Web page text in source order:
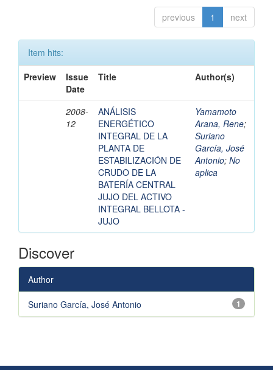
previous 1 next
Item hits:
Preview
Issue
Date
Title Author(s)
2008-
12
ANÁLISIS
ENERGÉTICO
INTEGRAL DE LA
PLANTA DE
ESTABILIZACIÓN DE
CRUDO DE LA
BATERÍA CENTRAL
JUJO DEL ACTIVO
INTEGRAL BELLOTA -
JUJO
Yamamoto
Arana, Rene;
Suriano
García, José
Antonio; No
aplica
Discover
Author
1
Suriano García, José Antonio